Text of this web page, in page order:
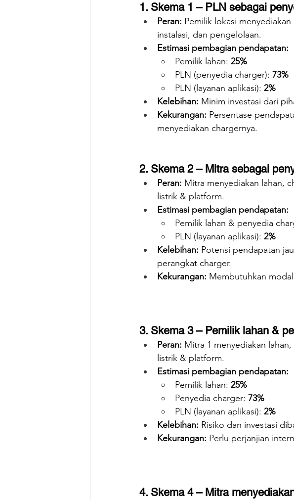
1. Skema 1 – PLN sebagai
Peran: Pemilik lokasi
instalasi, dan pengelolaan.
Estimasi pembagian pendapatan:
Pemilik lahan: 25%
PLN (penyedia charger): 73%
PLN (layanan aplikasi): 2%
Kelebihan: Minim investasi dari
Kekurangan: Persentase
menyediakan chargernya.
2. Skema 2 – Mitra sebagai
Peran: Mitra menyediakan lahan,
listrik & platform.
Estimasi pembagian pendapatan:
Pemilik lahan & penyedia
PLN (layanan aplikasi): 2%
Kelebihan: Potensi pendapatan
perangkat charger.
Kekurangan: Membutuhkan
3. Skema 3 – Pemilik lahan &
Peran: Mitra 1 menyediakan
listrik & platform.
Estimasi pembagian pendapatan:
Pemilik lahan: 25%
Penyedia charger: 73%
PLN (layanan aplikasi): 2%
Kelebihan: Risiko dan investasi
Kekurangan: Perlu perjanjian
4. Skema 4 – Mitra